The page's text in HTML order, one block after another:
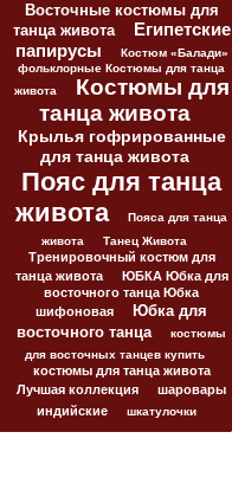
Восточные костюмы для
танца живота
Египетские
папирусы
Костюм «Балади»
фольклорные Костюмы для танца
живота
Костюмы для
танца живота
Крылья гофрированные
для танца живота
Пояс для танца
живота
Пояса для танца
живота
Танец Живота
Тренировочный костюм для
танца живота
ЮБКА Юбка для
восточного танца Юбка
шифоновая
Юбка для
восточного танца
костюмы
для восточных танцев купить
костюмы для танца живота
Лучшая коллекция
шаровары
индийские
шкатулочки